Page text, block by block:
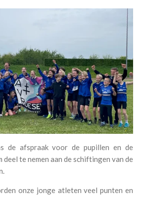
de afspraak voor de pupillen en de
deel te nemen aan de schiftingen van de
onze jonge atleten veel punten en